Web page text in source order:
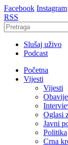
Facebook Instagram
RSS
Slušaj uživo
Podcast
Početna
Vijesti
Vijesti
Oglasi
Javni
Politika
Crna